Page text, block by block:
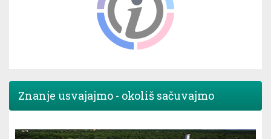
Znanje usvajajmo - okoliš sačuvajmo